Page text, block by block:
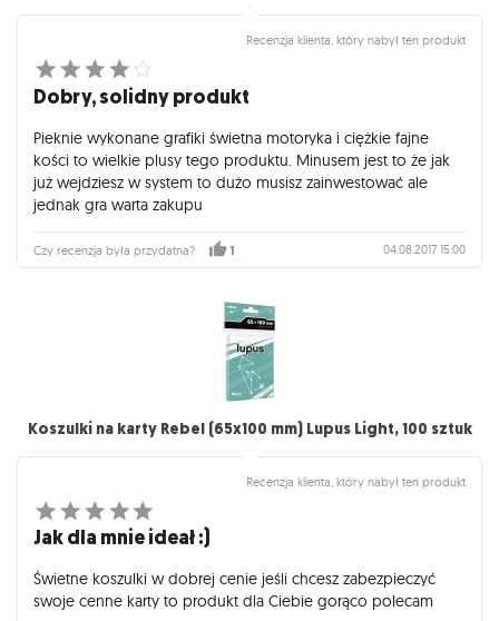
Recenzja klienta, który nabył ten produkt
Dobry, solidny produkt
Pieknie wykonane grafiki świetna motoryka i ciężkie fajne
kości to wielkie plusy tego produktu. Minusem jest to że jak
już wejdziesz w system to dużo musisz zainwestować ale
jednak gra warta zakupu
Czy recenzja była przydatna? 1 04.08.2017 15:00
Koszulki na karty Rebel (65x100 mm) Lupus Light, 100 sztuk
Recenzja klienta, który nabył ten produkt
Jak dla mnie ideał :)
Świetne koszulki w dobrej cenie jeśli chcesz zabezpieczyć
swoje cenne karty to produkt dla Ciebie gorąco polecam